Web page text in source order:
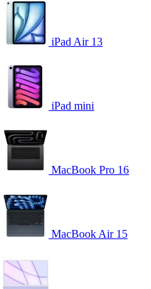
iPad Air 13
iPad mini
MacBook Pro 16
MacBook Air 15